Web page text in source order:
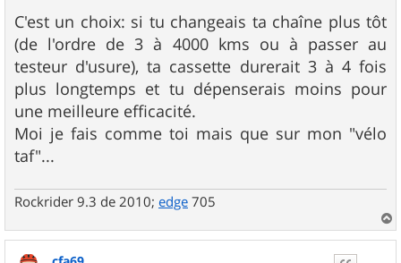
C'est un choix: si tu changeais ta chaîne plus tôt
(de l'ordre de 3 à 4000 kms ou à passer au
testeur d'usure), ta cassette durerait 3 à 4 fois
plus longtemps et tu dépenserais moins pour
une meilleure efficacité.
Moi je fais comme toi mais que sur mon "vélo
taf"...
Rockrider 9.3 de 2010; edge 705
a